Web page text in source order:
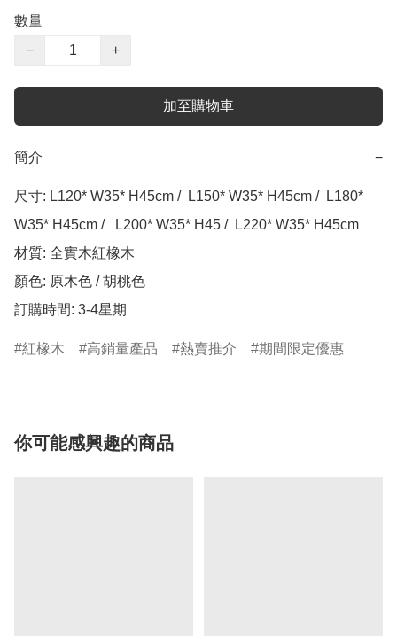
數量
−
+
加至購物車
簡介 −
尺寸: L120* W35* H45cm /  L150* W35* H45cm /  L180*
W35* H45cm /   L200* W35* H45 /  L220* W35* H45cm
材質: 全實木紅橡木
顏色: 原木色 / 胡桃色
訂購時間: 3-4星期
紅橡木 高銷量產品 熱賣推介 期間限定優惠
你可能感興趣的商品